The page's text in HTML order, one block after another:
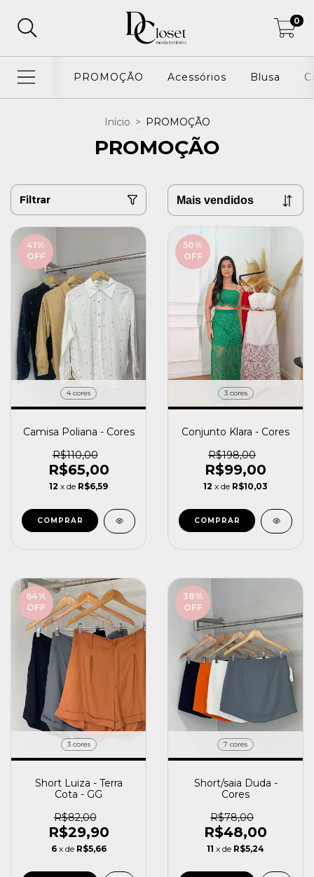
0
PROMOÇÃO Acessórios Blusa
Início > PROMOÇÃO
PROMOÇÃO
Filtrar
41%
OFF
4 cores
Camisa Poliana - Cores
R$110,00
R$65,00
12 x de R$6,59
COMPRAR
50%
OFF
3 cores
Conjunto Klara - Cores
R$198,00
R$99,00
12 x de R$10,03
COMPRAR
64%
OFF
3 cores
Short Luiza - Terra
Cota - GG
R$82,00
R$29,90
6 x de R$5,66
38%
OFF
7 cores
Short/saia Duda -
Cores
R$78,00
R$48,00
11 x de R$5,24